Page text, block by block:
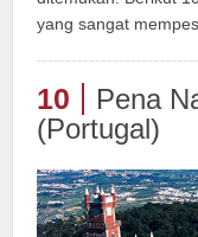
yang sangat
10
Pena
(Portugal)